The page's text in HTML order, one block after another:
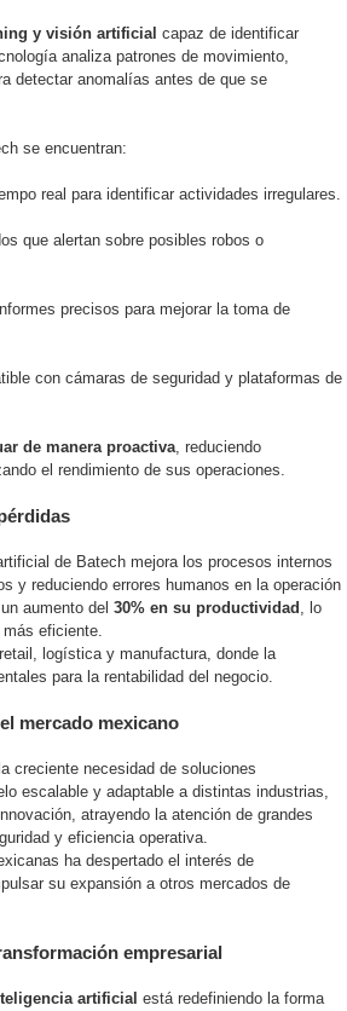
y visión artificial capaz de identificar
analiza patrones de movimiento,
detectar anomalías antes de que se
se encuentran:
real para identificar actividades irregulares.
que alertan sobre posibles robos o
precisos para mejorar la toma de
con cámaras de seguridad y plataformas de
de manera proactiva, reduciendo
el rendimiento de sus operaciones.
de Batech mejora los procesos internos
y reduciendo errores humanos en la operación
aumento del 30% en su productividad , lo
eficiente.
logística y manufactura, donde la
para la rentabilidad del negocio.
mercado mexicano
creciente necesidad de soluciones
escalable y adaptable a distintas industrias,
atrayendo la atención de grandes
y eficiencia operativa.
ha despertado el interés de
su expansión a otros mercados de
empresarial
artificial está redefiniendo la forma